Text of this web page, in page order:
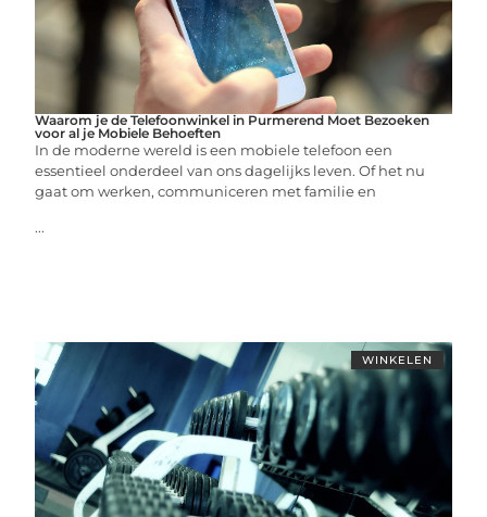
Waarom je de Telefoonwinkel in Purmerend Moet Bezoeken
voor al je Mobiele Behoeften
In de moderne wereld is een mobiele telefoon een
essentieel onderdeel van ons dagelijks leven. Of het nu
gaat om werken, communiceren met familie en
...
WINKELEN